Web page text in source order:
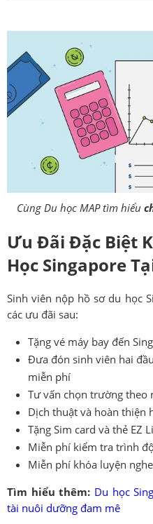
Cùng Du học MAP tìm hiểu
Ưu Đãi Đặc Biệt
Học Singapore
Sinh viên nộp hồ sơ du học
các ưu đãi sau:
Tặng vé máy bay đến
Đưa đón sinh viên hai
miễn phí
Tư vấn chọn trường theo
Dịch thuật và hoàn thiện
Tặng Sim card và thẻ EZ
Miễn phí kiểm tra trình
Miễn phí khóa luyện
Tìm hiểu thêm: Du học
tài nuôi dưỡng đam mê